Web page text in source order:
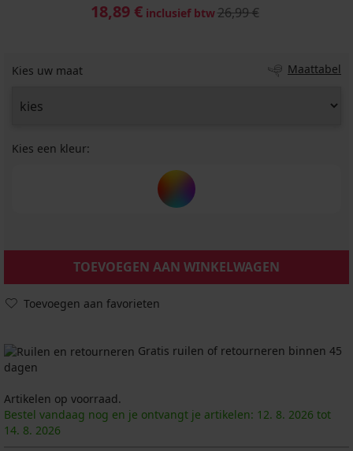
18,89 € inclusief btw26,99 €
Kies uw maat Maattabel
Kies een kleur:
TOEVOEGEN AAN WINKELWAGEN
Toevoegen aan favorieten
Gratis ruilen of retourneren binnen 45
dagen
Artikelen op voorraad.
Bestel vandaag nog en je ontvangt je artikelen: 12. 8. 2026 tot
14. 8. 2026